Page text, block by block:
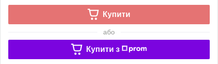
Купити
або
Купити з